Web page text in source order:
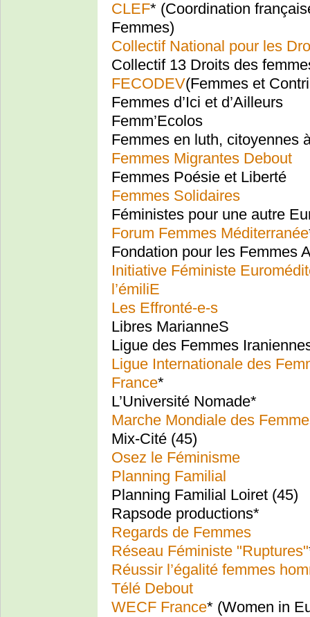
CLEF* (Coordination
Femmes)
Collectif National pour les
Collectif 13 Droits des
FECODEV(Femmes et
Femmes d’Ici et d’Ailleurs
Femm’Ecolos
Femmes en luth, citoyennes
Femmes Migrantes Debout
Femmes Poésie et Liberté
Femmes Solidaires
Féministes pour une autre
Forum Femmes Méditerranée
Fondation pour les Femmes
Initiative Féministe
l’émiliE
Les Effronté-e-s
Libres MarianneS
Ligue des Femmes
Ligue Internationale des
France*
L’Université Nomade*
Marche Mondiale des
Mix-Cité (45)
Osez le Féminisme
Planning Familial
Planning Familial Loiret (45)
Rapsode productions*
Regards de Femmes
Réseau Féministe "Ruptures"
Réussir l’égalité femmes
Télé Debout
WECF France* (Women in